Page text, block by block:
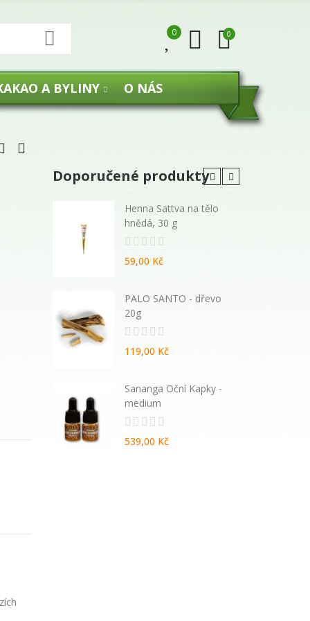
0 0
A BYLINY O NÁS
Doporučené produkty
Henna Sattva na tělo
hnědá, 30 g
59,00 Kč
PALO SANTO - dřevo
20g
119,00 Kč
Sananga Oční Kapky -
medium
539,00 Kč